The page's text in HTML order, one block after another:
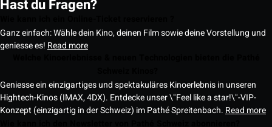
Hast du Fragen?
Ganz einfach: Wähle dein Kino, deinen Film sowie deine Vorstellung und
geniesse es! Read more
Geniesse ein einzigartiges und spektakuläres Kinoerlebnis in unseren
Hightech-Kinos (IMAX, 4DX). Entdecke unser \"Feel like a star!\"-VIP-
Konzept (einzigartig in der Schweiz) im Pathé Spreitenbach. Read more